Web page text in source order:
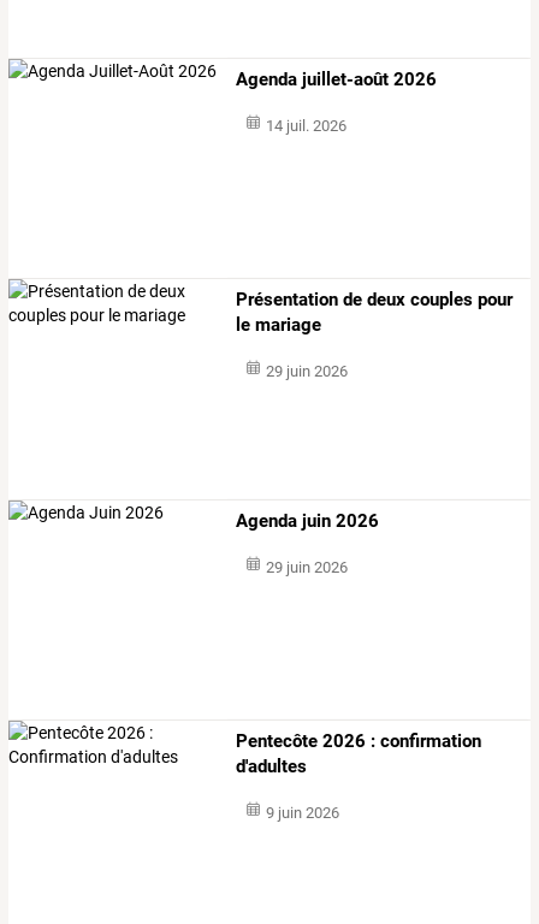
Agenda juillet-août 2026
14 juil. 2026
Présentation de deux couples pour
le mariage
29 juin 2026
Agenda juin 2026
29 juin 2026
Pentecôte 2026 : confirmation
d'adultes
9 juin 2026